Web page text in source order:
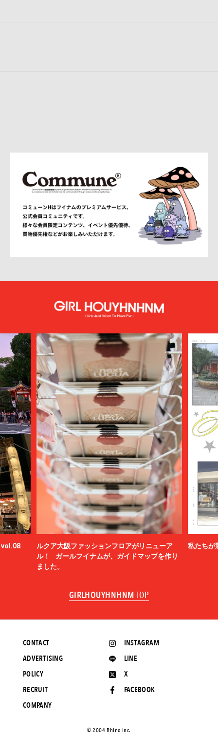
vol.08
ルクア大阪ファッションフロアがリニューア
ル！ ガールフイナムが、ガイドマップを作り
ました。
私たちが
GIRLHOUYHNHNM TOP
INSTAGRAM
LINE
X
FACEBOOK
CONTACT
ADVERTISING
POLICY
RECRUIT
COMPANY
©️ 2004 Rhino Inc.